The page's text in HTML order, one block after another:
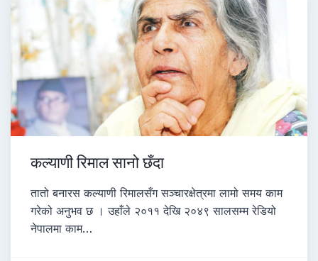
कल्याणी रिमाल सानो छँदा
तातो बनारस कल्याणी रिमालसँग सञ्चारक्षेत्रमा लामो समय काम
गरेको अनुभव छ । उहाँले २०११ देखि २०४९ सालसम्म रेडियो
नेपालमा काम…